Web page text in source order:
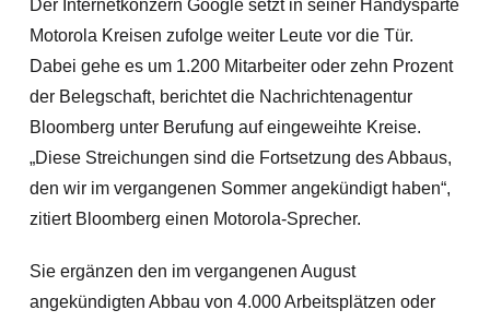
Der Internetkonzern Google setzt in seiner Handysparte
Motorola Kreisen zufolge weiter Leute vor die Tür.
Dabei gehe es um 1.200 Mitarbeiter oder zehn Prozent
der Belegschaft, berichtet die Nachrichtenagentur
Bloomberg unter Berufung auf eingeweihte Kreise.
„Diese Streichungen sind die Fortsetzung des Abbaus,
den wir im vergangenen Sommer angekündigt haben“,
zitiert Bloomberg einen Motorola-Sprecher.
Sie ergänzen den im vergangenen August
angekündigten Abbau von 4.000 Arbeitsplätzen oder